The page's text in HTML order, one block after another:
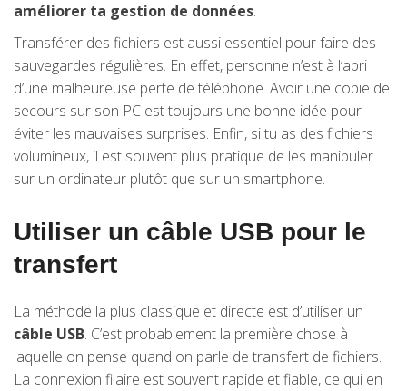
améliorer ta gestion de données.
Transférer des fichiers est aussi essentiel pour faire des
sauvegardes régulières. En effet, personne n’est à l’abri
d’une malheureuse perte de téléphone. Avoir une copie de
secours sur son PC est toujours une bonne idée pour
éviter les mauvaises surprises. Enfin, si tu as des fichiers
volumineux, il est souvent plus pratique de les manipuler
sur un ordinateur plutôt que sur un smartphone.
Utiliser un câble USB pour le
transfert
La méthode la plus classique et directe est d’utiliser un
câble USB. C’est probablement la première chose à
laquelle on pense quand on parle de transfert de fichiers.
La connexion filaire est souvent rapide et fiable, ce qui en